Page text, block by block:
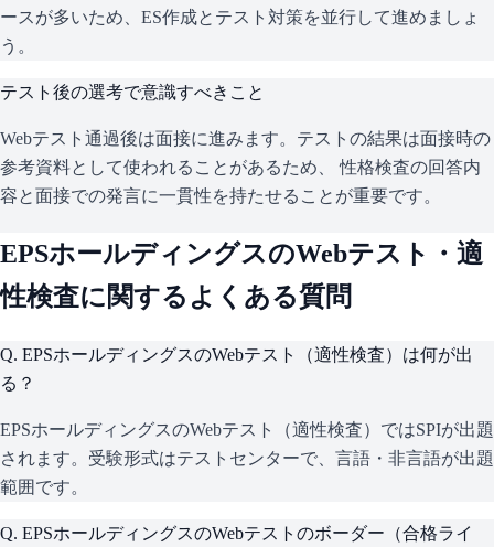
ースが多いため、ES作成とテスト対策を並行して進めましょ
う。
テスト後の選考で意識すべきこと
Webテスト通過後は面接に進みます。テストの結果は面接時の
参考資料として使われることがあるため、 性格検査の回答内
容と面接での発言に一貫性を持たせることが重要です。
EPSホールディングスのWebテスト・適
性検査に関するよくある質問
Q. EPSホールディングスのWebテスト（適性検査）は何が出
る？
EPSホールディングスのWebテスト（適性検査）ではSPIが出題
されます。受験形式はテストセンターで、言語・非言語が出題
範囲です。
Q. EPSホールディングスのWebテストのボーダー（合格ライ